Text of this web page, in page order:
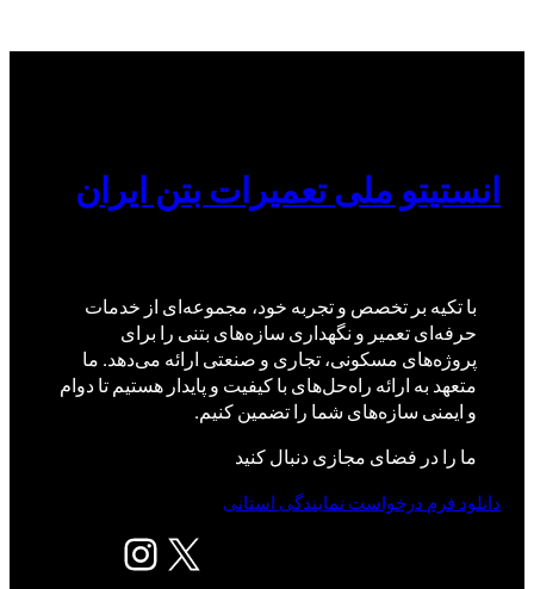
انستیتو ملی تعمیرات بتن ایران
با تکیه بر تخصص و تجربه خود، مجموعه‌ای از خدمات
حرفه‌ای تعمیر و نگهداری سازه‌های بتنی را برای
پروژه‌های مسکونی، تجاری و صنعتی ارائه می‌دهد. ما
متعهد به ارائه راه‌حل‌های با کیفیت و پایدار هستیم تا دوام
و ایمنی سازه‌های شما را تضمین کنیم.
ما را در فضای مجازی دنبال کنید
X اینستاگرم
دانلود فرم درخواست نمایندگی استانی